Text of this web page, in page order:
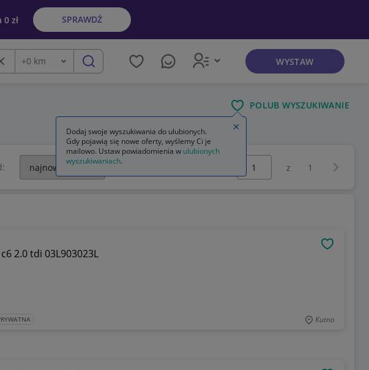
zł SPRAWDŹ
frazę
Odległość
+0 km szukaj WYSTAW
POLUB WYSZUKIWANIE
z 1
2.0 tdi 03L903023L
Kutno
Dodaj swoje wyszukiwania do ulubionych.
Gdy pojawią się nowe oferty, wyślemy Ci je
mailowo. Ustaw powiadomienia w ulubionych
wyszukiwaniach.
Zamknij wskazówkę